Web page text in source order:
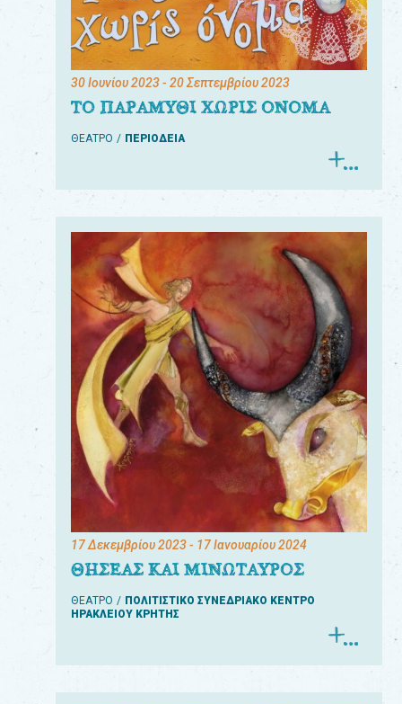
30 Ιουνίου 2023- 20 Σεπτεμβρίου 2023
ΤΟ ΠΑΡΑΜΥΘΙ ΧΩΡΙΣ ΟΝΟΜΑ
ΘΕΑΤΡΟ ΠΕΡΙΟΔΕΙΑ
17 Δεκεμβρίου 2023- 17 Ιανουαρίου 2024
ΘΗΣΕΑΣ ΚΑΙ ΜΙΝΩΤΑΥΡΟΣ
ΘΕΑΤΡΟ
ΠΟΛΙΤΙΣΤΙΚΟ ΣΥΝΕΔΡΙΑΚΟ ΚΕΝΤΡΟ
ΗΡΑΚΛΕΙΟΥ ΚΡΗΤΗΣ